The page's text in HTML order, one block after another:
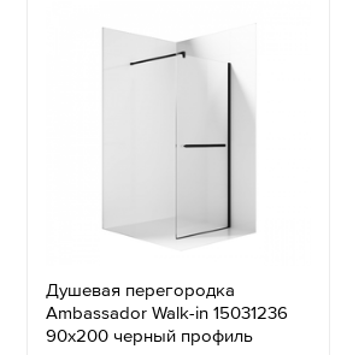
Душевая перегородка
Ambassador Walk-in 15031236
90x200 черный профиль